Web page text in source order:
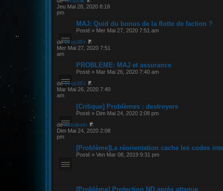
Jeu Mai 28, 2020 8:18
pm
MAJ: Quid du bonus de la flotte de faction ?
Posté » Mer Mai 27, 2020 7:51 am
deVirusXFr
Mer Mai 27, 2020 7:51
am
PROBLEME: MAJ et assurance
Posté » Mar Mai 26, 2020 7:40 am
deVirusXFr
Mar Mai 26, 2020 7:40
am
[Critique] Problèmes : destroyers
Posté » Dim Mai 24, 2020 2:08 pm
deAstrakein
Dim Mai 24, 2020 2:08
pm
[Problème]La réorientation cache les codes
Posté » Ven Mar 08, 2019 9:31 pm
[Problème] Protection ND après attaque